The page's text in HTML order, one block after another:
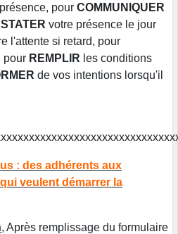
pour COMMUNIQUER
votre présence le jour
l'attente si retard, pour
pour REMPLIR les conditions
de vos intentions lorsqu'il
: des adhérents aux
veulent démarrer la
, Après remplissage du formulaire